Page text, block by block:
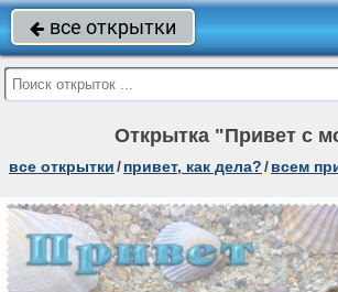
 все открытки
Открытка "Привет с
все открытки/привет, как дела?/всем